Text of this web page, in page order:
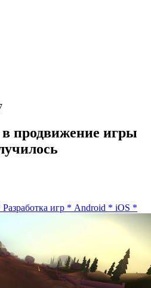
продвижение игры
Разработка игр * Android * iOS *